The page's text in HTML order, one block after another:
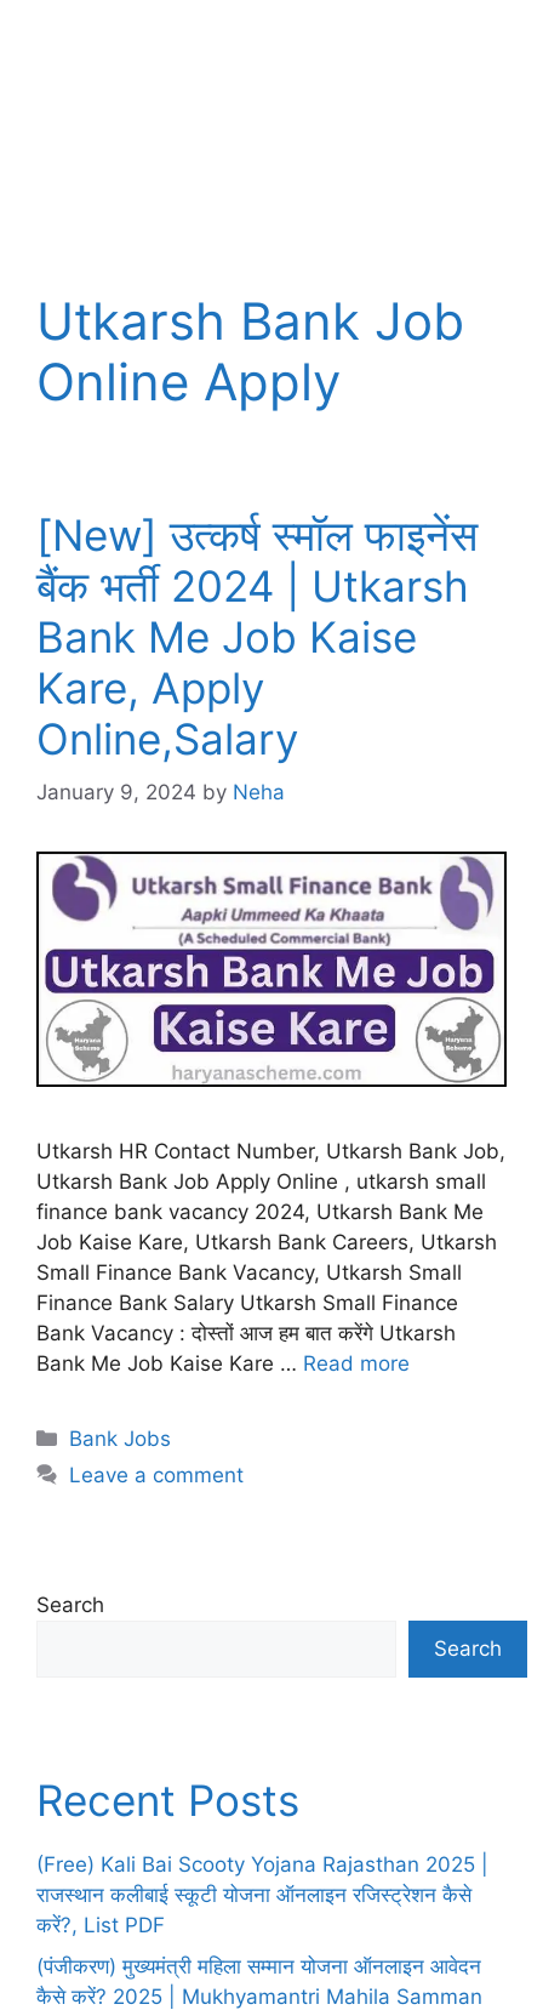
Utkarsh Bank Job
Online Apply
[New] उत्कर्ष स्मॉल फाइनेंस
बैंक भर्ती 2024 | Utkarsh
Bank Me Job Kaise
Kare, Apply
Online,Salary
January 9, 2024 by Neha
Utkarsh HR Contact Number, Utkarsh Bank Job,
Utkarsh Bank Job Apply Online , utkarsh small
finance bank vacancy 2024, Utkarsh Bank Me
Job Kaise Kare, Utkarsh Bank Careers, Utkarsh
Small Finance Bank Vacancy, Utkarsh Small
Finance Bank Salary Utkarsh Small Finance
Bank Vacancy : दोस्तों आज हम बात करेंगे Utkarsh
Bank Me Job Kaise Kare … Read more
Categories
Bank Jobs
Leave a comment
Search
Search
Recent Posts
(Free) Kali Bai Scooty Yojana Rajasthan 2025 |
राजस्थान कलीबाई स्कूटी योजना ऑनलाइन रजिस्ट्रेशन कैसे
करें?, List PDF
(पंजीकरण) मुख्यमंत्री महिला सम्मान योजना ऑनलाइन आवेदन
कैसे करें? 2025 | Mukhyamantri Mahila Samman